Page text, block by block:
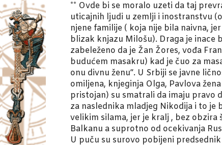
** Ovde bi se moralo uzeti da taj
uticajnih ljudi u zemlji i inostranstvu
njene familije ( koja nije bila naivna,
blizak knjazu Milošu). Draga je inace
zabeleženo da je Žan Žores, vođa
budućem masakru) kad je čuo za
onu divnu ženu”. U Srbiji se javne
omiljena, knjeginja Olga, Pavlova
pristojan) su smatrali da imaju pravo
za naslednika mladjeg Nikodija i to
velikim silama, jer je kralj , bez
Balkanu a suprotno od ocekivanja
U puču su surovo pobijeni